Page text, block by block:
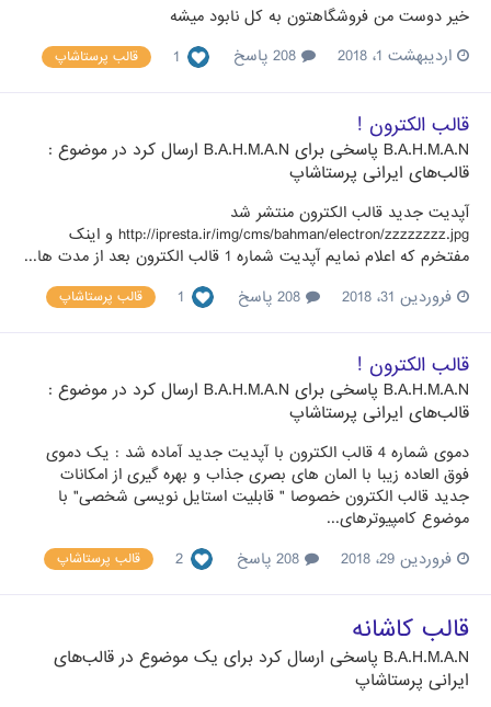
خیر دوست من فروشگاهتون به کل نابود میشه
اردیبهشت 1، 2018
1 قالب پرستاشاپ
قالب الکترون !
B.A.H.M.A.N پاسخی برای B.A.H.M.A.N ارسال کرد در موضوع :
قالب‌های ایرانی پرستاشاپ
آپدیت جدید قالب الکترون منتشر شد
http://ipresta.ir/img/cms/bahman/electron/zzzzzzzz.jpg و اینک
مفتخرم که اعلام نمایم آپدیت شماره 1 قالب الکترون بعد از مدت ها...
فروردین 31، 2018
1 قالب پرستاشاپ
قالب الکترون !
B.A.H.M.A.N پاسخی برای B.A.H.M.A.N ارسال کرد در موضوع :
قالب‌های ایرانی پرستاشاپ
دموی شماره 4 قالب الکترون با آپدیت جدید آماده شد : یک دموی
فوق العاده زیبا با المان های بصری جذاب و بهره گیری از امکانات
جدید قالب الکترون خصوصا " قابلیت استایل نویسی شخصی" با
موضوع کامپیوترهای...
فروردین 29، 2018
2 قالب پرستاشاپ
قالب کاشانه
B.A.H.M.A.N پاسخی ارسال کرد برای یک موضوع در قالب‌های
ایرانی پرستاشاپ